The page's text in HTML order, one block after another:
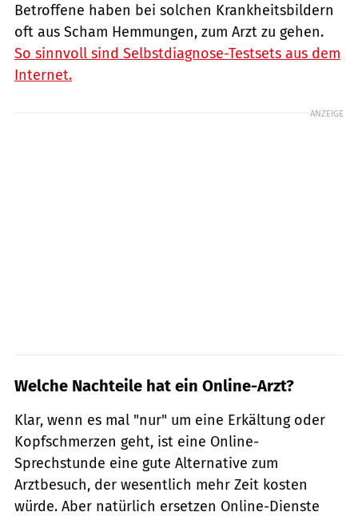
Betroffene haben bei solchen Krankheitsbildern
oft aus Scham Hemmungen, zum Arzt zu gehen.
So sinnvoll sind Selbstdiagnose-Testsets aus dem
Internet.
ANZEIGE
Welche Nachteile hat ein Online-Arzt?
Klar, wenn es mal "nur" um eine Erkältung oder
Kopfschmerzen geht, ist eine Online-
Sprechstunde eine gute Alternative zum
Arztbesuch, der wesentlich mehr Zeit kosten
würde. Aber natürlich ersetzen Online-Dienste